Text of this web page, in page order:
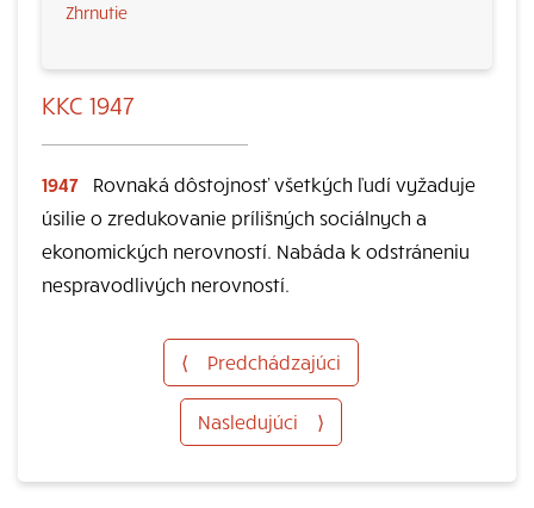
Zhrnutie
KKC 1947
1947
Rovnaká dôstojnosť všetkých ľudí vyžaduje
úsilie o zredukovanie prílišných sociálnych a
ekonomických nerovností. Nabáda k odstráneniu
nespravodlivých nerovností.
⟨ Predchádzajúci
Nasledujúci ⟩